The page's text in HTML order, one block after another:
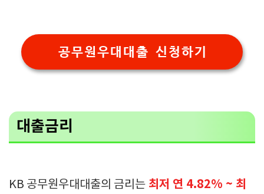
공무원우대대출 신청하기
대출금리
KB 공무원우대대출의 금리는 최저 연 4.82% ~ 최